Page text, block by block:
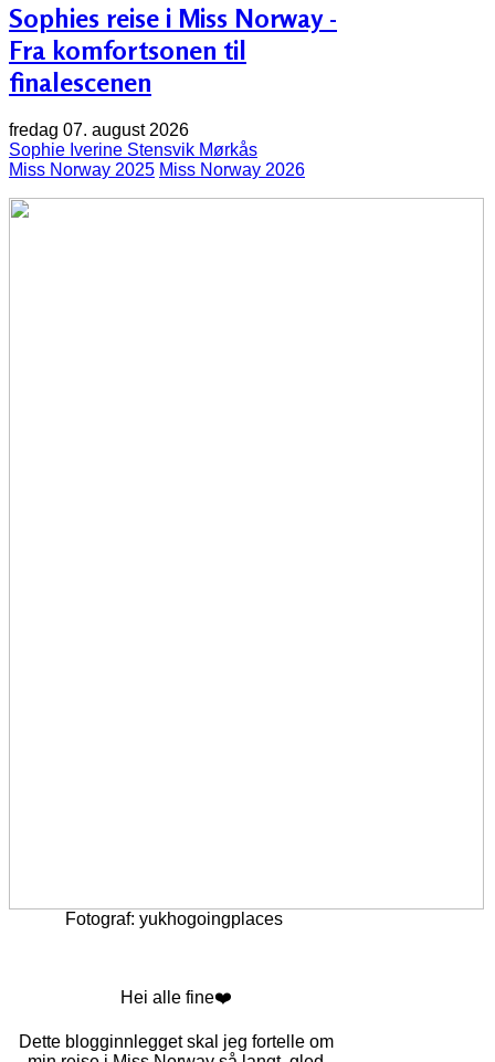
Sophies reise i Miss Norway -
Fra komfortsonen til
finalescenen
fredag 07. august 2026
Sophie Iverine Stensvik Mørkås
Miss Norway 2025 Miss Norway 2026
Fotograf: yukhogoingplaces
Hei alle fine❤️
Dette blogginnlegget skal jeg fortelle om